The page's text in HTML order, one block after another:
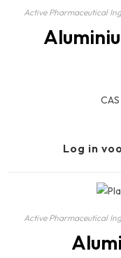
Active Pharmaceutical
Log in
Active Pharmaceutical